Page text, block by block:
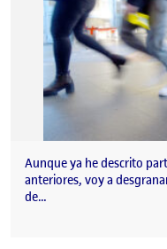
Aunque ya he descrito
anteriores, voy a
de…